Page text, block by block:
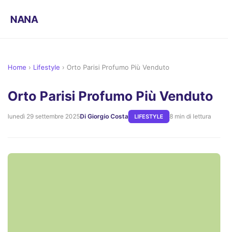
NANA
Home › Lifestyle › Orto Parisi Profumo Più Venduto
Orto Parisi Profumo Più Venduto
lunedì 29 settembre 2025Di Giorgio Costa LIFESTYLE 8 min di lettura